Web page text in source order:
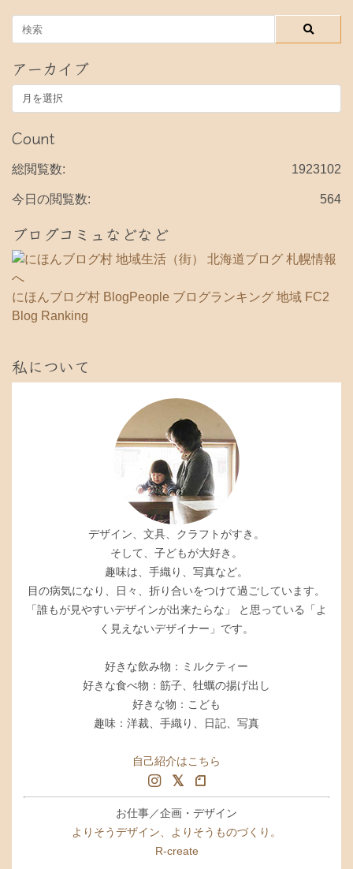
アーカイブ
ー
カ
ブ
Count
1923102
総閲覧数:
564
今日の閲覧数:
ブログコミュなどなど
にほんブログ村 BlogPeople ブログランキング 地域 FC2
Blog Ranking
私について
デザイン、文具、クラフトがすき。
そして、子どもが大好き。
趣味は、手織り、写真など。
目の病気になり、日々、折り合いをつけて過ごしています。
「誰もが見やすいデザインが出来たらな」 と思っている「よ
く見えないデザイナー」です。
好きな飲み物：ミルクティー
好きな食べ物：筋子、牡蠣の揚げ出し
好きな物：こども
趣味：洋裁、手織り、日記、写真
自己紹介はこちら
お仕事／企画・デザイン
よりそうデザイン、よりそうものづくり。
R-create